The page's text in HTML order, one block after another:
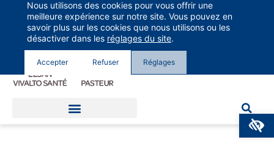
Groupe Vivalto Santé
Entre nous, la vie
Nous utilisons des cookies pour vous offrir une
meilleure expérience sur notre site. Vous pouvez en
savoir plus sur les cookies que nous utilisons ou les
désactiver dans les réglages du site.
Accepter Refuser Réglages